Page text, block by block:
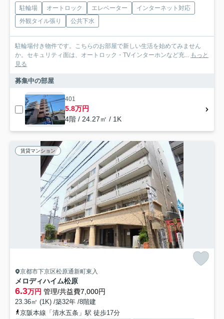
駐輪場 オートロック エレベーター
インターネット対応
外観タイル張り
公共下水
駐輪場付き物件です。こちらのお部屋で新しい生活を始めてみません
か。セキュリティ面は、オートロック・TVインターホンなど充... もっと
見る
募集中の部屋
401
5.8万円
4階 / 24.27㎡ / 1K
賃貸マンション
京都市下京区松原通新町東入
メロディハイム松原
6.3万円 管理/共益費7,000円
23.36㎡ (1K) /築32年 /8階建
京阪本線「清水五条」駅 徒歩17分